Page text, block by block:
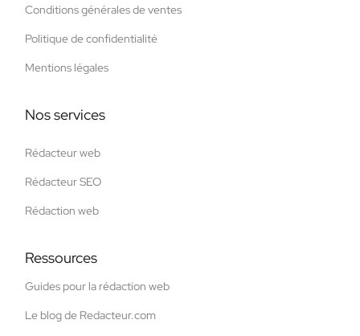
Conditions générales de ventes
Politique de confidentialité
Mentions légales
Nos services
Rédacteur web
Rédacteur SEO
Rédaction web
Ressources
Guides pour la rédaction web
Le blog de Redacteur.com